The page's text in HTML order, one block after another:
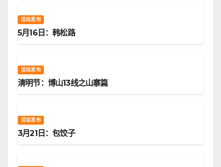
活动发布
5月16日：韩松路
活动发布
清明节：博山13线之山寨篇
活动发布
3月21日：包饺子